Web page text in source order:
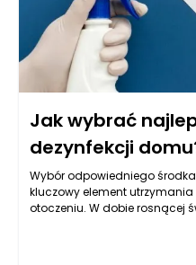
Jak wybrać
dezynfekcji
Wybór odpowiedniego
kluczowy element
otoczeniu. W dobie rosnącej